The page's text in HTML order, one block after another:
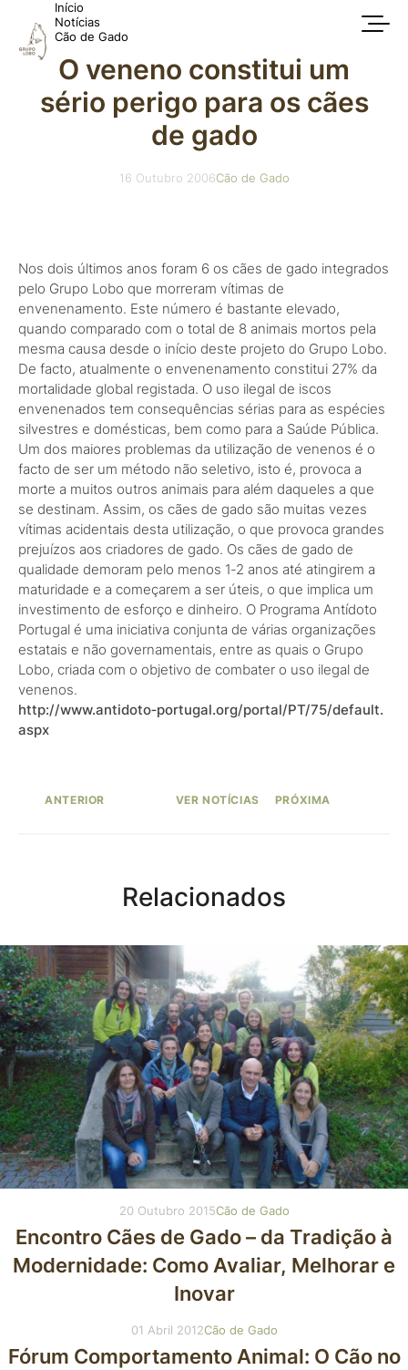
Início
Notícias
Cão de Gado
O veneno constitui um
sério perigo para os cães
de gado
16 Outubro 2006Cão de Gado
Nos dois últimos anos foram 6 os cães de gado integrados
pelo Grupo Lobo que morreram vítimas de
envenenamento. Este número é bastante elevado,
quando comparado com o total de 8 animais mortos pela
mesma causa desde o início deste projeto do Grupo Lobo.
De facto, atualmente o envenenamento constitui 27% da
mortalidade global registada. O uso ilegal de iscos
envenenados tem consequências sérias para as espécies
silvestres e domésticas, bem como para a Saúde Pública.
Um dos maiores problemas da utilização de venenos é o
facto de ser um método não seletivo, isto é, provoca a
morte a muitos outros animais para além daqueles a que
se destinam. Assim, os cães de gado são muitas vezes
vítimas acidentais desta utilização, o que provoca grandes
prejuízos aos criadores de gado. Os cães de gado de
qualidade demoram pelo menos 1‑2 anos até atingirem a
maturidade e a começarem a ser úteis, o que implica um
investimento de esforço e dinheiro. O Programa Antídoto
Portugal é uma iniciativa conjunta de várias organizações
estatais e não governamentais, entre as quais o Grupo
Lobo, criada com o objetivo de combater o uso ilegal de
venenos.
http://www.antidoto‑portugal.org/portal/PT/75/default.
aspx
ANTERIOR VER NOTÍCIAS PRÓXIMA
Relacionados
20 Outubro 2015Cão de Gado
Encontro Cães de Gado – da Tradição à
Modernidade: Como Avaliar, Melhorar e
Inovar
01 Abril 2012Cão de Gado
Fórum Comportamento Animal: O Cão no